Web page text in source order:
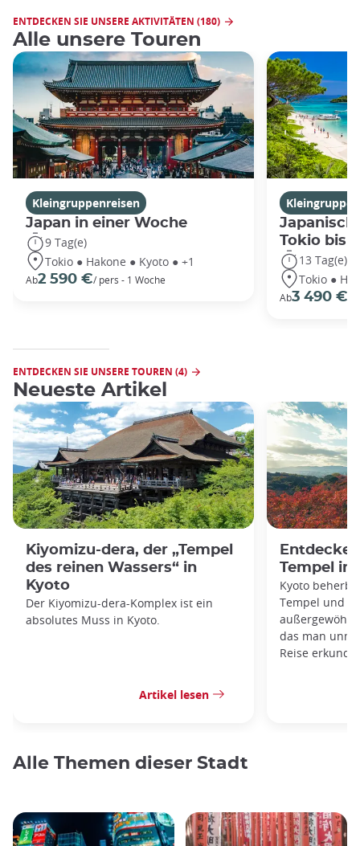
ENTDECKEN SIE UNSERE AKTIVITÄTEN (180)
Alle unsere Touren
Kleingruppenreisen
Japan in einer Woche
9 Tag(e)
Tokio ● Hakone ● Kyoto ● +1
Ab2 590 €/ pers - 1 Woche
Tokio bis
13 Tag(e)
Tokio ●
Ab3 490 €
ENTDECKEN SIE UNSERE TOUREN (4)
Neueste Artikel
Kiyomizu-dera, der „Tempel
des reinen Wassers“ in
Kyoto
Der Kiyomizu-dera-Komplex ist ein
absolutes Muss in Kyoto.
Artikel lesen
Tempel in
Kyoto
Tempel und
das man
Reise
Alle Themen dieser Stadt